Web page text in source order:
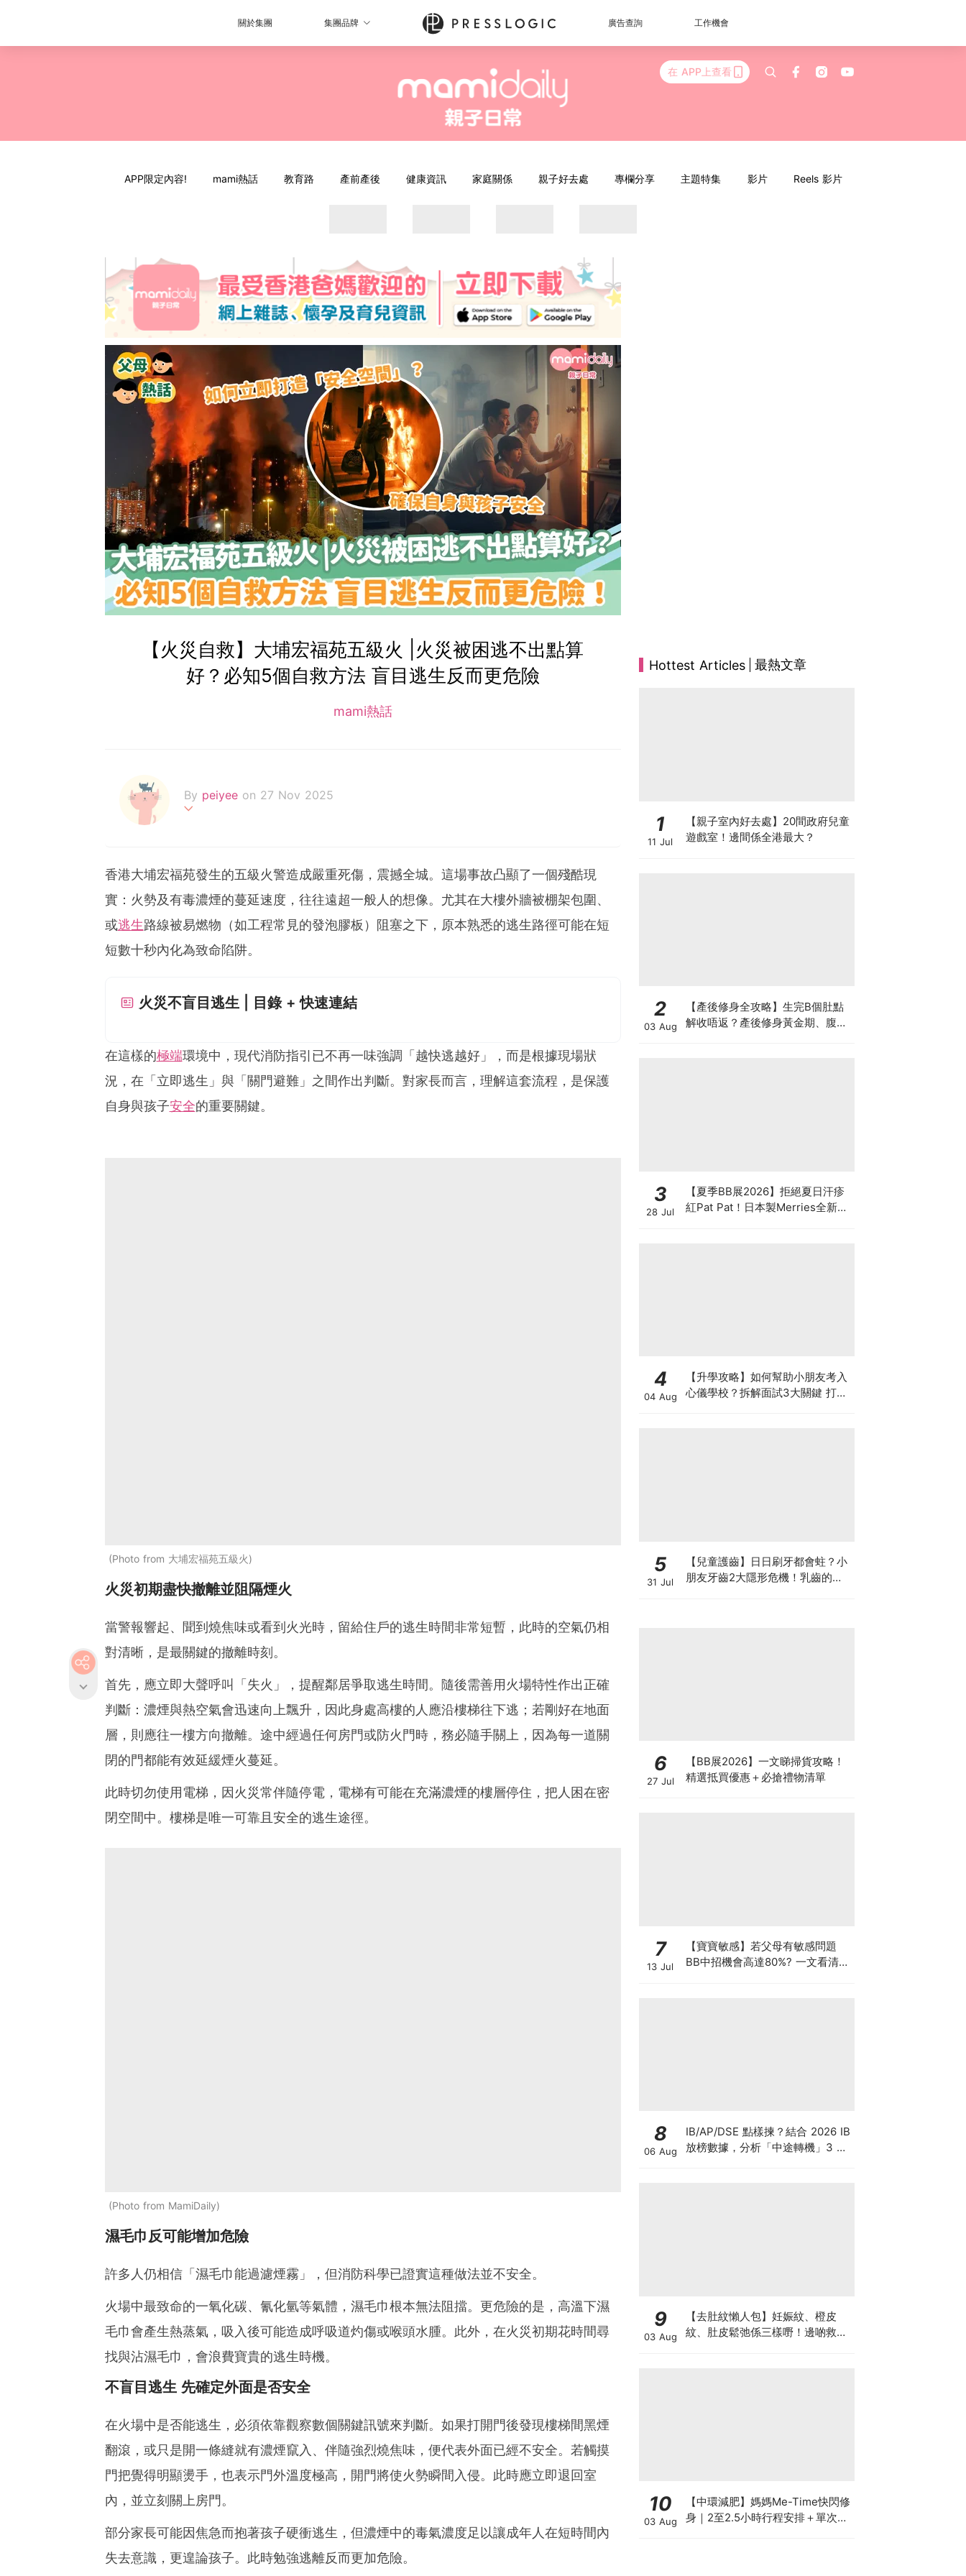
關於集團 集團品牌 廣告查詢 工作機會
在 APP上查看
APP限定內容! mami熱話 教育路 產前產後 健康資訊 家庭關係 親子好去處 專欄分享 主題特集 影片 Reels 影片
【火災自救】大埔宏福苑五級火 |火災被困逃不出點算
好？必知5個自救方法 盲目逃生反而更危險
mami熱話
By peiyee on 27 Nov 2025
香港大埔宏福苑發生的五級火警造成嚴重死傷，震撼全城。這場事故凸顯了一個殘酷現
實：火勢及有毒濃煙的蔓延速度，往往遠超一般人的想像。尤其在大樓外牆被棚架包圍、
或逃生路線被易燃物（如工程常見的發泡膠板）阻塞之下，原本熟悉的逃生路徑可能在短
短數十秒內化為致命陷阱。
火災不盲目逃生 | 目錄 + 快速連結
在這樣的極端環境中，現代消防指引已不再一味強調「越快逃越好」，而是根據現場狀
況，在「立即逃生」與「關門避難」之間作出判斷。對家長而言，理解這套流程，是保護
自身與孩子安全的重要關鍵。
Photo from 大埔宏福苑五級火
火災初期盡快撤離並阻隔煙火
當警報響起、聞到燒焦味或看到火光時，留給住戶的逃生時間非常短暫，此時的空氣仍相
對清晰，是最關鍵的撤離時刻。
首先，應立即大聲呼叫「失火」，提醒鄰居爭取逃生時間。隨後需善用火場特性作出正確
判斷：濃煙與熱空氣會迅速向上飄升，因此身處高樓的人應沿樓梯往下逃；若剛好在地面
層，則應往一樓方向撤離。途中經過任何房門或防火門時，務必隨手關上，因為每一道關
閉的門都能有效延緩煙火蔓延。
此時切勿使用電梯，因火災常伴隨停電，電梯有可能在充滿濃煙的樓層停住，把人困在密
閉空間中。樓梯是唯一可靠且安全的逃生途徑。
Photo from MamiDaily
濕毛巾反可能增加危險
許多人仍相信「濕毛巾能過濾煙霧」，但消防科學已證實這種做法並不安全。
火場中最致命的一氧化碳、氰化氫等氣體，濕毛巾根本無法阻擋。更危險的是，高溫下濕
毛巾會產生熱蒸氣，吸入後可能造成呼吸道灼傷或喉頭水腫。此外，在火災初期花時間尋
找與沾濕毛巾，會浪費寶貴的逃生時機。
不盲目逃生 先確定外面是否安全
在火場中是否能逃生，必須依靠觀察數個關鍵訊號來判斷。如果打開門後發現樓梯間黑煙
翻滾，或只是開一條縫就有濃煙竄入、伴隨強烈燒焦味，便代表外面已經不安全。若觸摸
門把覺得明顯燙手，也表示門外溫度極高，開門將使火勢瞬間入侵。此時應立即退回室
內，並立刻關上房門。
部分家長可能因焦急而抱著孩子硬衝逃生，但濃煙中的毒氣濃度足以讓成年人在短時間內
失去意識，更遑論孩子。此時勉強逃離反而更加危險。
Hottest Articles 最熱文章
1
11 Jul
【親子室內好去處】20間政府兒童
遊戲室！邊間係全港最大？
2
03 Aug
【產後修身全攻略】生完B個肚點
解收唔返？產後修身黃金期、腹直
3
28 Jul
【夏季BB展2026】拒絕夏日汗疹
紅Pat Pat！日本製Merries全新超
4
04 Aug
【升學攻略】如何幫助小朋友考入
心儀學校？拆解面試3大關鍵 打好
5
31 Jul
【兒童護齒】日日刷牙都會蛀？小
朋友牙齒2大隱形危機！乳齒的琺
6
27 Jul
【BB展2026】一文睇掃貨攻略！
精選抵買優惠＋必搶禮物清單
7
13 Jul
【寶寶敏感】若父母有敏感問題
BB中招機會高達80%? 一文看清預
8
06 Aug
IB/AP/DSE 點樣揀？結合 2026 IB
放榜數據，分析「中途轉機」3 大
9
03 Aug
【去肚紋懶人包】妊娠紋、橙皮
紋、肚皮鬆弛係三樣嘢！邊啲救得
10
03 Aug
【中環減肥】媽媽Me-Time快閃修
身｜2至2.5小時行程安排＋單次收